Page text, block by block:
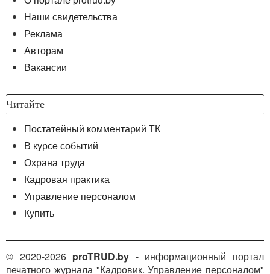
Наши свидетельства
Реклама
Авторам
Вакансии
Читайте
Постатейный комментарий ТК
В курсе событий
Охрана труда
Кадровая практика
Управление персоналом
Купить
© 2020-2026 proTRUD.by - информационный портал
печатного журнала "Кадровик. Управление персоналом"